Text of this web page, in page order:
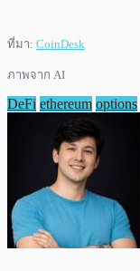
ที่มา: CoinDesk
ภาพจาก AI
DeFi ethereum options